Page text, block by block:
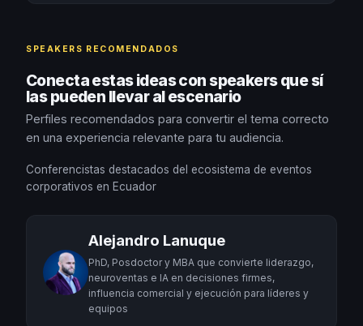
SPEAKERS RECOMENDADOS
Conecta estas ideas con speakers que sí
las pueden llevar al escenario
Perfiles recomendados para convertir el tema correcto
en una experiencia relevante para tu audiencia.
Conferencistas destacados del ecosistema de eventos
corporativos en Ecuador
Alejandro Lanuque
PhD, Posdoctor y MBA que convierte liderazgo,
neuroventas e IA en decisiones firmes,
influencia comercial y ejecución para líderes y
equipos